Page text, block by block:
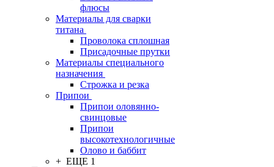
флюсы
Материалы для сварки
титана
Проволока сплошная
Присадочные прутки
Материалы специального
назначения
Строжка и резка
Припои
Припои оловянно-
свинцовые
Припои
высокотехнологичные
Олово и баббит
+ ЕЩЕ 1